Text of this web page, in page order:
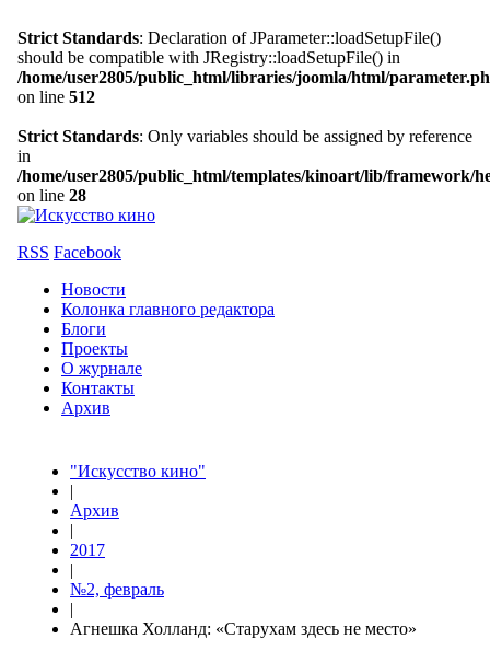
Strict Standards: Declaration of JParameter::loadSetupFile()
should be compatible with JRegistry::loadSetupFile() in
/home/user2805/public_html/libraries/joomla/html/
on line 512
Strict Standards: Only variables should be assigned by reference
in
/home/user2805/public_html/templates/kinoart/lib/framework/
on line 28
RSS Facebook
Новости
Колонка главного редактора
Блоги
Проекты
О журнале
Контакты
Архив
"Искусство кино"
|
Архив
|
2017
|
№2, февраль
|
Агнешка Холланд: «Старухам здесь не место»